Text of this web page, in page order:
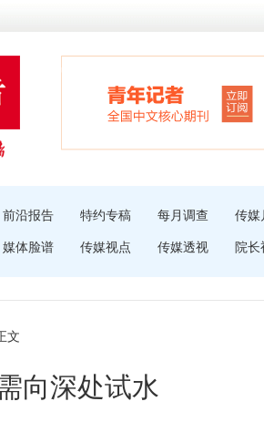
前沿报告 特约专稿 每月调查 传媒
媒体脸谱 传媒视点 传媒透视 院长
文
向深处试水